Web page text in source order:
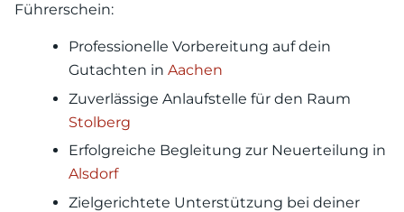
Führerschein:
Professionelle Vorbereitung auf dein
Gutachten in Aachen
Zuverlässige Anlaufstelle für den Raum
Stolberg
Erfolgreiche Begleitung zur Neuerteilung in
Alsdorf
Zielgerichtete Unterstützung bei deiner